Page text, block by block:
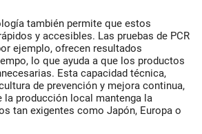
también permite que estos
y accesibles. Las pruebas de PCR
ejemplo, ofrecen resultados
lo que ayuda a que los productos
Esta capacidad técnica,
de prevención y mejora continua,
la producción local mantenga la
tan exigentes como Japón, Europa o